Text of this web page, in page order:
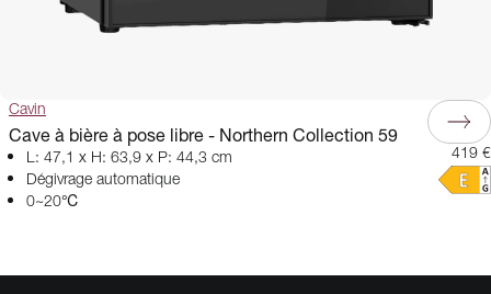
Cavin
Cave à bière à pose libre - Northern Collection 59
L: 47,1 x H: 63,9 x P: 44,3 cm
Dégivrage automatique
0~20℃
419 €